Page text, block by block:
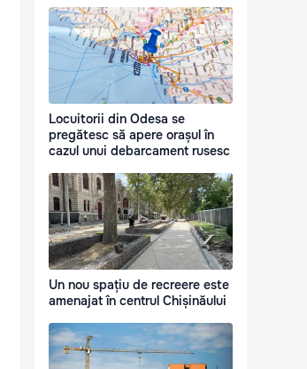
Locuitorii din Odesa se
pregătesc să apere orașul în
cazul unui debarcament rusesc
Un nou spațiu de recreere este
amenajat în centrul Chișinăului